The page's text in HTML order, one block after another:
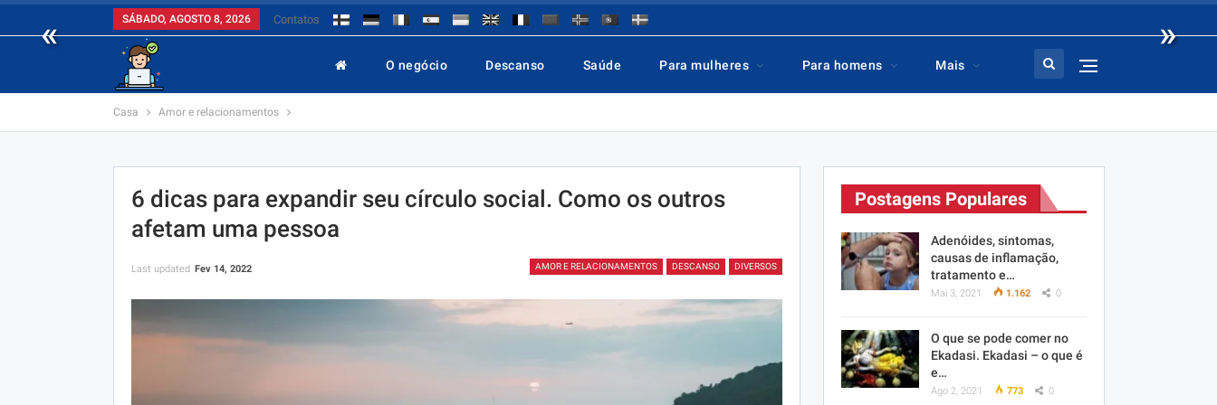
« »
SÁBADO, AGOSTO 8, 2026 Contatos
O negócio Descanso Saúde Para mulheres Para homens Mais
Casa Amor e relacionamentos
6 dicas para expandir seu círculo social. Como os outros
afetam uma pessoa
AMOR E RELACIONAMENTOS DESCANSO DIVERSOS
Last updated Fev 14, 2022
Postagens Populares
Adenóides, sintomas,
causas de inflamação,
tratamento e…
Mai 3, 2021 1.162 0
O que se pode comer no
Ekadasi. Ekadasi – o que é
e…
Ago 2, 2021 773 0